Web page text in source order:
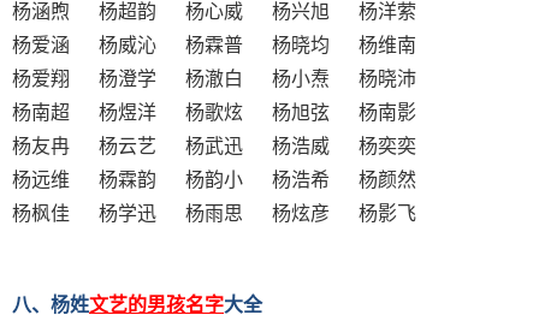
杨涵煦 杨超韵 杨心威 杨兴旭 杨洋萦
杨爱涵 杨威沁 杨霖普 杨晓均 杨维南
杨爱翔 杨澄学 杨澈白 杨小焘 杨晓沛
杨南超 杨煜洋 杨歌炫 杨旭弦 杨南影
杨友冉 杨云艺 杨武迅 杨浩威 杨奕奕
杨远维 杨霖韵 杨韵小 杨浩希 杨颜然
杨枫佳 杨学迅 杨雨思 杨炫彦 杨影飞
八、杨姓文艺的男孩名字大全